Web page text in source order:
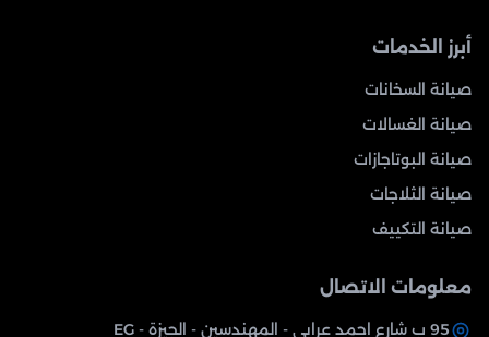
أبرز الخدمات
صيانة السخانات
صيانة الغسالات
صيانة البوتاجازات
صيانة الثلاجات
صيانة التكييف
معلومات الاتصال
95 ب شارع احمد عرابي - المهندسين - الجيزة - EG